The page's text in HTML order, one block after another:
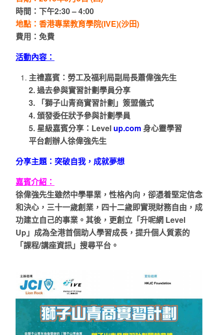
時間：下午2:30 – 4:00
地點：香港專業教育學院(IVE)(沙田)
費用：免費
活動內容：
主禮嘉賓：勞工及福利局副局長蕭偉強先生
2.過去參與實習計劃學員分享
3.
「獅子山青商實習計劃」簽盟儀式
4.頒發委任狀予參與計劃學員
5.星級嘉賓分享： Level up.com 身心靈學習
平台創辦人徐偉強先生
分享主題：突破自我，成就夢想
嘉賓介紹：
徐偉強先生雖然中學畢業，性格內向，卻憑着堅定信念
和決心，三十一歲創業，四十二歲即實現財務自由，成
功建立自己的事業。其後，更創立「升呢網 Level
Up」成為全港首個助人學習成長，提升個人質素的
「課程/講座資訊」搜尋平台。